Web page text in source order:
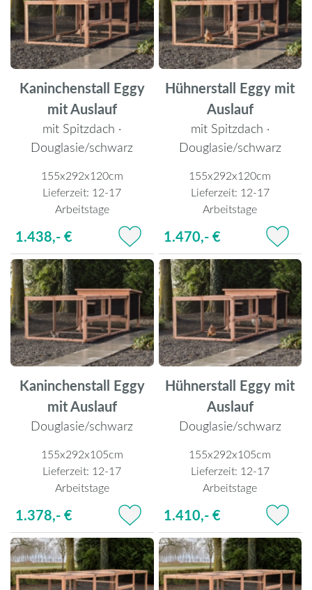
Kaninchenstall Eggy
mit Auslauf
mit Spitzdach ·
Douglasie/schwarz
155x292x120cm
Lieferzeit: 12-17
Arbeitstage
1.438,- €
Hühnerstall Eggy mit
Auslauf
mit Spitzdach ·
Douglasie/schwarz
155x292x120cm
Lieferzeit: 12-17
Arbeitstage
1.470,- €
Kaninchenstall Eggy
mit Auslauf
Douglasie/schwarz
155x292x105cm
Lieferzeit: 12-17
Arbeitstage
1.378,- €
Hühnerstall Eggy mit
Auslauf
Douglasie/schwarz
155x292x105cm
Lieferzeit: 12-17
Arbeitstage
1.410,- €